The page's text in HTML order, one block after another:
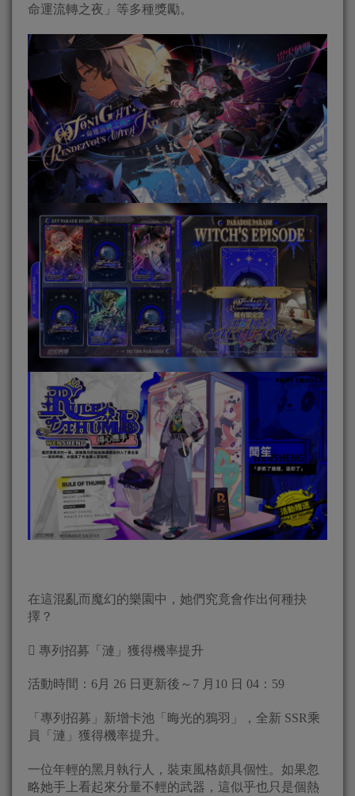
命運流轉之夜」等多種獎勵。
在這混亂而魔幻的樂園中，她們究竟會作出何種抉
擇？
 專列招募「漣」獲得機率提升
活動時間：6月 26 日更新後～7 月10 日 04：59
「專列招募」新增卡池「晦光的鴉羽」，全新 SSR乘
員「漣」獲得機率提升。
一位年輕的黑月執行人，裝束風格頗具個性。如果忽
略她手上看起來分量不輕的武器，這似乎也只是個熱